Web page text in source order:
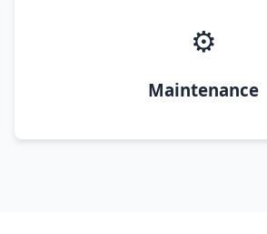
⚙️
Maintenance